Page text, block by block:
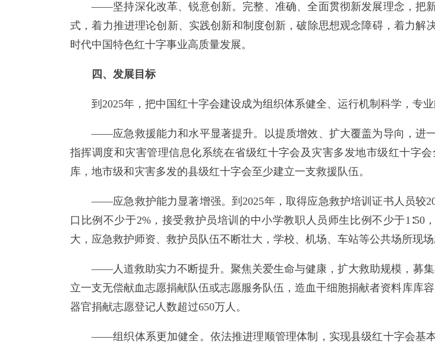
——坚持深化改革、锐意创新。完整、准确、全面贯彻新发展理念，把
式，着力推进理论创新、实践创新和制度创新，破除思想观念障碍，着力
时代中国特色红十字事业高质量发展。
四、发展目标
到2025年，把中国红十字会建设成为组织体系健全、运行机制科学，专
——应急救援能力和水平显著提升。以提质增效、扩大覆盖为导向，进
指挥调度和灾害管理信息化系统在省级红十字会及灾害多发地市级红十字
库，地市级和灾害多发的县级红十字会至少建立一支救援队伍。
——应急救护能力显著增强。到2025年，取得应急救护培训证书人员较
口比例不少于2%，接受救护员培训的中小学教职人员师生比例不少于
大，应急救护师资、救护员队伍不断壮大，学校、机场、车站等公共场所现场
——人道救助实力不断提升。聚焦关爱生命与健康，扩大救助规模，募
立一支无偿献血志愿捐献队伍或志愿服务队伍，造血干细胞捐献者资料库库
器官捐献志愿登记人数超过650万人。
——组织体系更加健全。依法推进理顺管理体制，实现县级红十字会基